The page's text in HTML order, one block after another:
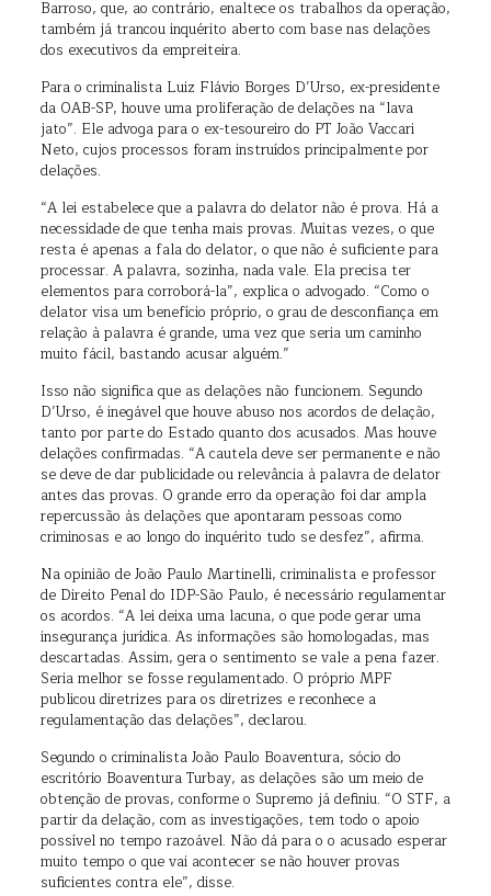
Barroso, que, ao contrário, enaltece os trabalhos da operação,
também já trancou inquérito aberto com base nas delações
dos executivos da empreiteira.
Para o criminalista Luiz Flávio Borges D’Urso, ex-presidente
da OAB-SP, houve uma proliferação de delações na “lava
jato”. Ele advoga para o ex-tesoureiro do PT João Vaccari
Neto, cujos processos foram instruídos principalmente por
delações.
“A lei estabelece que a palavra do delator não é prova. Há a
necessidade de que tenha mais provas. Muitas vezes, o que
resta é apenas a fala do delator, o que não é suficiente para
processar. A palavra, sozinha, nada vale. Ela precisa ter
elementos para corroborá-la”, explica o advogado. “Como o
delator visa um benefício próprio, o grau de desconfiança em
relação à palavra é grande, uma vez que seria um caminho
muito fácil, bastando acusar alguém.”
Isso não significa que as delações não funcionem. Segundo
D’Urso, é inegável que houve abuso nos acordos de delação,
tanto por parte do Estado quanto dos acusados. Mas houve
delações confirmadas. “A cautela deve ser permanente e não
se deve de dar publicidade ou relevância à palavra de delator
antes das provas. O grande erro da operação foi dar ampla
repercussão às delações que apontaram pessoas como
criminosas e ao longo do inquérito tudo se desfez”, afirma.
Na opinião de João Paulo Martinelli, criminalista e professor
de Direito Penal do IDP-São Paulo, é necessário regulamentar
os acordos. “A lei deixa uma lacuna, o que pode gerar uma
insegurança jurídica. As informações são homologadas, mas
descartadas. Assim, gera o sentimento se vale a pena fazer.
Seria melhor se fosse regulamentado. O próprio MPF
publicou diretrizes para os diretrizes e reconhece a
regulamentação das delações”, declarou.
Segundo o criminalista João Paulo Boaventura, sócio do
escritório Boaventura Turbay, as delações são um meio de
obtenção de provas, conforme o Supremo já definiu. “O STF, a
partir da delação, com as investigações, tem todo o apoio
possível no tempo razoável. Não dá para o o acusado esperar
muito tempo o que vai acontecer se não houver provas
suficientes contra ele”, disse.